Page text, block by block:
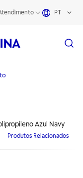
PT
Azul Navy
Produtos Relacionados